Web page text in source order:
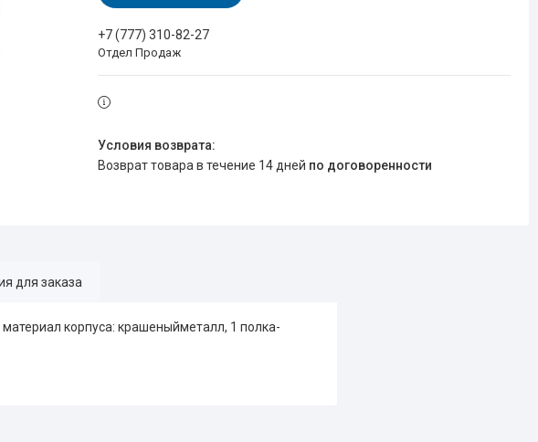
+7 (777) 310-82-27
Отдел Продаж
возврат товара в течение 14 дней по договоренности
для заказа
корпуса: крашеныйметалл, 1 полка-